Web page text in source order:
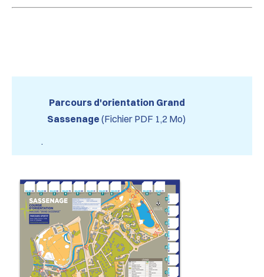
Parcours d'orientation Grand
Sassenage (Fichier PDF 1,2 Mo)
.